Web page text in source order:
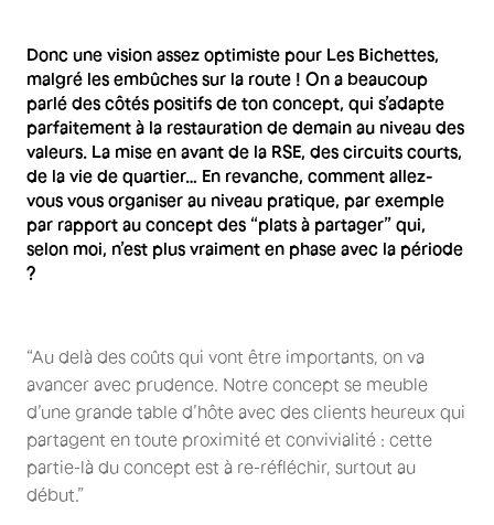
Donc une vision assez optimiste pour Les Bichettes,
malgré les embûches sur la route ! On a beaucoup
parlé des côtés positifs de ton concept, qui s’adapte
parfaitement à la restauration de demain au niveau des
valeurs. La mise en avant de la RSE, des circuits courts,
de la vie de quartier… En revanche, comment allez-
vous vous organiser au niveau pratique, par exemple
par rapport au concept des “plats à partager” qui,
selon moi, n’est plus vraiment en phase avec la période
?
“Au delà des coûts qui vont être importants, on va
avancer avec prudence. Notre concept se meuble
d’une grande table d’hôte avec des clients heureux qui
partagent en toute proximité et convivialité : cette
partie-là du concept est à re-réfléchir, surtout au
début.”